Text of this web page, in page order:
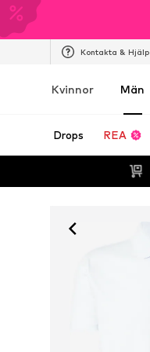
Kontakta & Hjälp
Kvinnor Män
Drops REA